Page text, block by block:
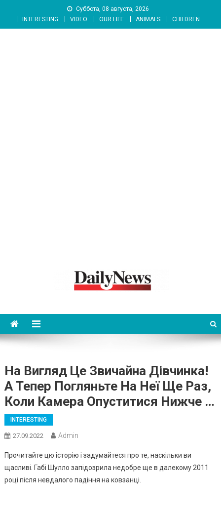
content
Суббота, 08 августа, 2026
INTERESTING
VIDEO OUR LIFE ANIMALS CHILDREN
На Вигляд Це Звичайна Дівчинка!
А Тепер Погляньте На Неї Ще Раз,
Коли Камера Опуститися Нижче …
INTERESTING
27.09.2022 Admin
Прочитайте цю історію і задумайтеся про те, наскільки ви
щасливі. Габі Шулло запідозрила недобре ще в далекому 2011
році після невдалого падіння на ковзанці.